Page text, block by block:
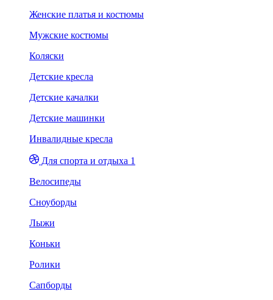
Женские платья и костюмы
Мужские костюмы
Коляски
Детские кресла
Детские качалки
Детские машинки
Инвалидные кресла
Для спорта и отдыха 1
Велосипеды
Сноуборды
Лыжи
Коньки
Ролики
Сапборды